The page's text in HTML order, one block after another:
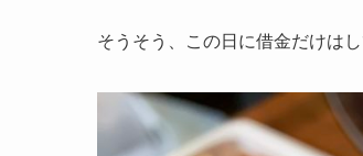
そうそう、この日に借金だけは